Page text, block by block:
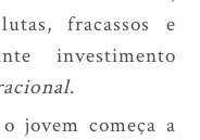
fracassos e
investimento
.
jovem começa a